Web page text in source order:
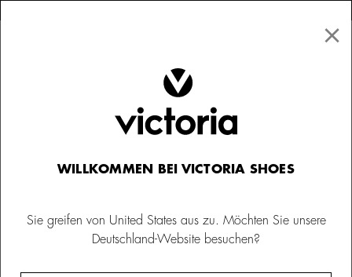
×
WILLKOMMEN BEI VICTORIA SHOES
Sie greifen von United States aus zu. Möchten Sie unsere
Deutschland-Website besuchen?